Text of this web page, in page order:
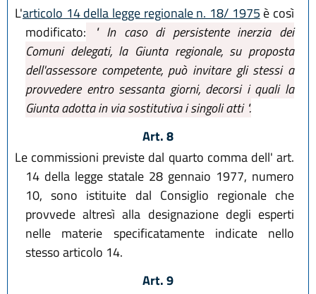
L'articolo 14 della legge regionale n. 18/ 1975 è così
modificato: " In caso di persistente inerzia dei
Comuni delegati, la Giunta regionale, su proposta
dell'assessore competente, può invitare gli stessi a
provvedere entro sessanta giorni, decorsi i quali la
Giunta adotta in via sostitutiva i singoli atti ".
Art. 8
Le commissioni previste dal quarto comma dell' art.
14 della legge statale 28 gennaio 1977, numero
10, sono istituite dal Consiglio regionale che
provvede altresì alla designazione degli esperti
nelle materie specificatamente indicate nello
stesso articolo 14.
Art. 9